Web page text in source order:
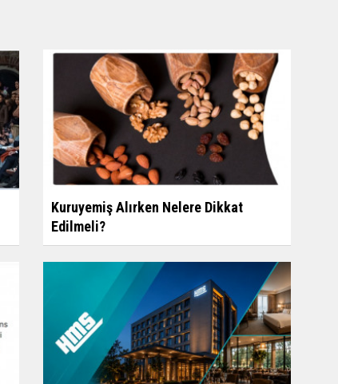
Kuruyemiş Alırken Nelere Dikkat
Edilmeli?